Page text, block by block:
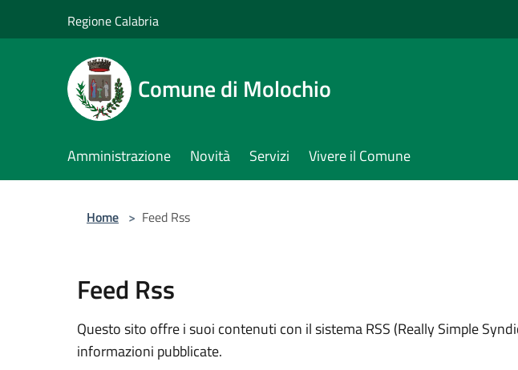
Regione Calabria
Comune di Molochio
Amministrazione Novità Servizi Vivere il Comune
Home > Feed Rss
Feed Rss
Questo sito offre i suoi contenuti con il sistema RSS (Really Simple
informazioni pubblicate.